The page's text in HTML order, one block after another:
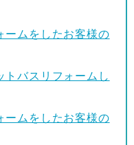
ームをしたお客様の
トバスリフォームし
ームをしたお客様の